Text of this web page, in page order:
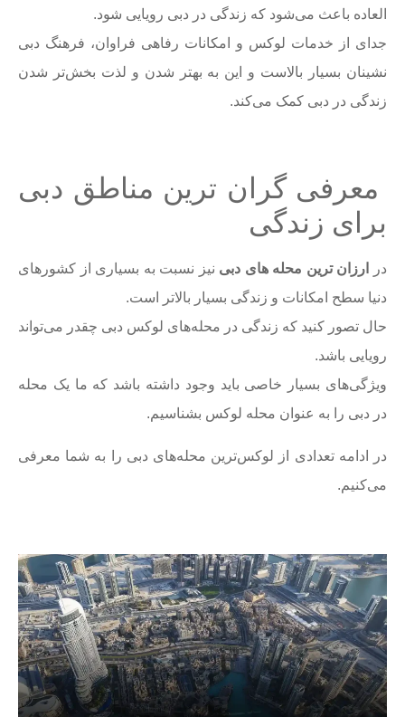
العاده باعث می‌شود که زندگی در دبی رویایی شود.
جدای از خدمات لوکس و امکانات رفاهی فراوان، فرهنگ دبی
نشینان بسیار بالاست و این به بهتر شدن و لذت بخش‌تر شدن
زندگی در دبی کمک می‌کند.
معرفی گران ترین مناطق دبی
برای زندگی
در ارزان ترین محله های دبی نیز نسبت به بسیاری از کشورهای
دنیا سطح امکانات و زندگی بسیار بالاتر است.
حال تصور کنید که زندگی در محله‌های لوکس دبی چقدر می‌تواند
رویایی باشد.
ویژگی‌های بسیار خاصی باید وجود داشته باشد که ما یک محله
در دبی را به عنوان محله لوکس بشناسیم.
در ادامه تعدادی از لوکس‌ترین محله‌های دبی را به شما معرفی
می‌کنیم.